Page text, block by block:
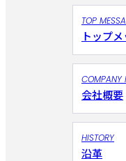
TOP
トップメ
COMPANY
会社概要
HISTORY
沿革